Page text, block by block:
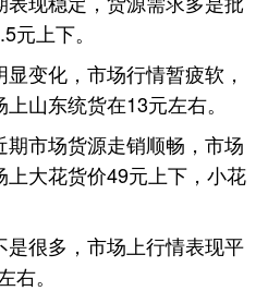
元上下。
变化，市场行情暂疲软，
山东统货在13元左右。
期市场货源走销顺畅，市场
大花货价49元上下，小花
很多，市场上行情表现平
。